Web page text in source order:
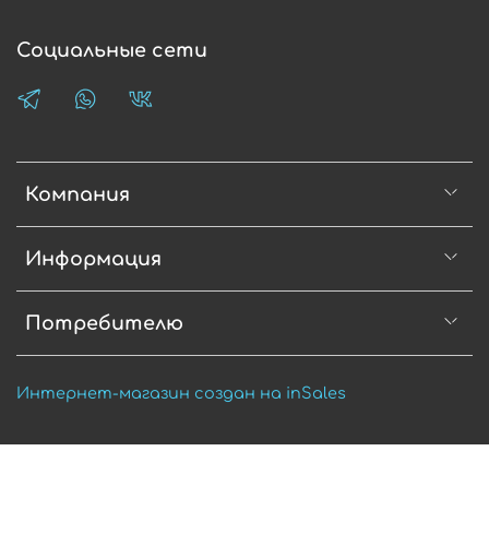
Компания
Информация
Потребителю
Социальные сети
Интернет-магазин создан на inSales